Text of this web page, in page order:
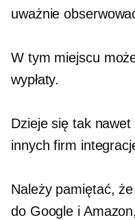
uważnie
W tym miejscu
wypłaty.
Dzieje się tak
innych firm
Należy pamiętać,
do Google i